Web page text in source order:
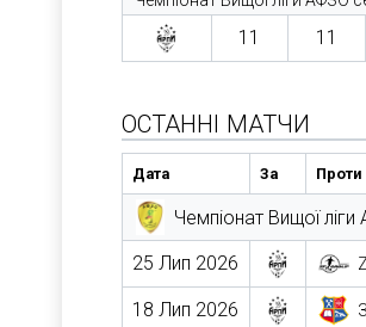
11 11
ОСТАННІ МАТЧИ
Дата За Проти
Чемпіонат Вищої
25 Лип 2026
18 Лип 2026